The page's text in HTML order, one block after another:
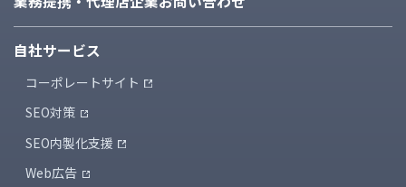
自社サービス
コーポレートサイト
SEO対策
SEO内製化支援
Web広告